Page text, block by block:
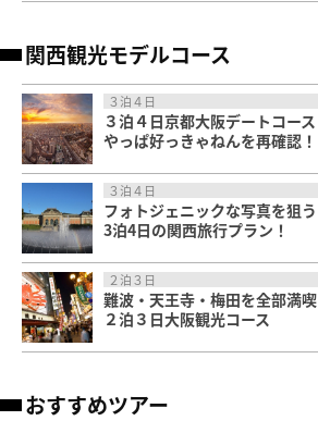
関西観光モデルコース
３泊４日
３泊４日京都大阪デートコース
やっぱ好っきゃねんを再確認！
３泊４日
フォトジェニックな写真を狙う
3泊4日の関西旅行プラン！
２泊３日
難波・天王寺・梅田を全部満喫
２泊３日大阪観光コース
おすすめツアー